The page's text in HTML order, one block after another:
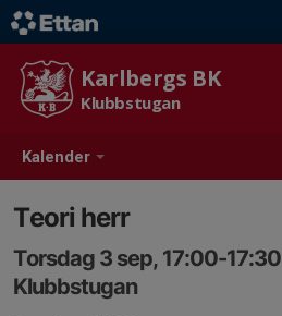
Kalender
Karlbergs BK
Klubbstugan
Teori herr
Torsdag 3 sep, 17:00-17:30
Klubbstugan